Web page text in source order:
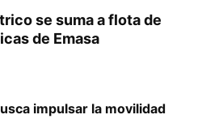
se suma a flota de
de Emasa
impulsar la movilidad